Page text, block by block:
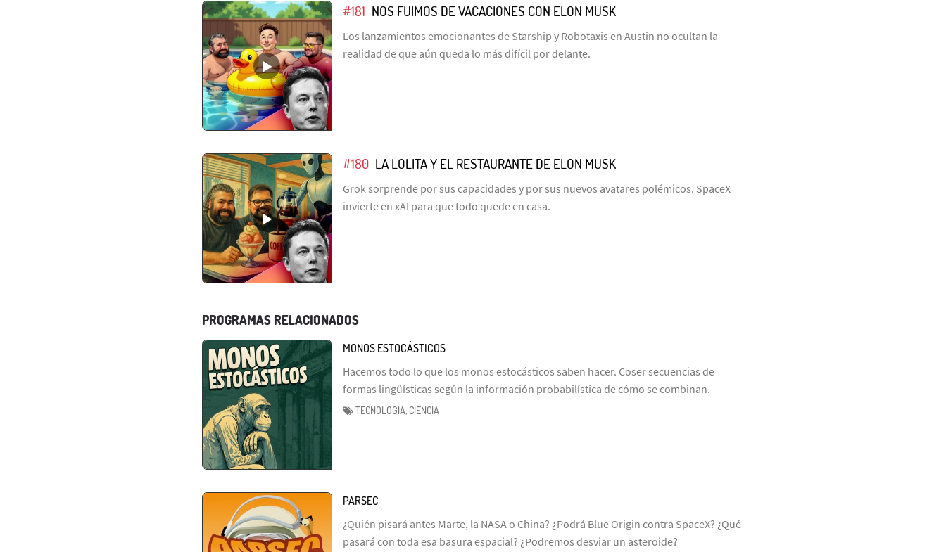
#181 NOS FUIMOS DE VACACIONES CON ELON MUSK
Los lanzamientos emocionantes de Starship y Robotaxis en Austin no ocultan la
realidad de que aún queda lo más difícil por delante.
#180 LA LOLITA Y EL RESTAURANTE DE ELON MUSK
Grok sorprende por sus capacidades y por sus nuevos avatares polémicos. SpaceX
invierte en xAI para que todo quede en casa.
PROGRAMAS RELACIONADOS
MONOS ESTOCÁSTICOS
Hacemos todo lo que los monos estocásticos saben hacer. Coser secuencias de
formas lingüísticas según la información probabilística de cómo se combinan.
TECNOLOGIA, CIENCIA
PARSEC
¿Quién pisará antes Marte, la NASA o China? ¿Podrá Blue Origin contra SpaceX? ¿Qué
pasará con toda esa basura espacial? ¿Podremos desviar un asteroide?